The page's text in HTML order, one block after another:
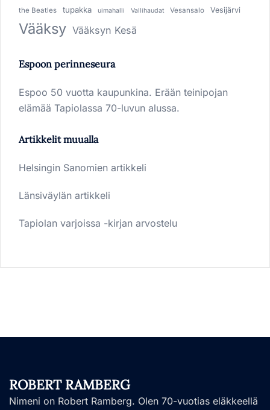
the Beatles tupakka uimahalli Vallihaudat Vesansalo Vesijärvi
Vääksy Vääksyn Kesä
Espoon perinneseura
Espoo 50 vuotta kaupunkina. Erään teinipojan
elämää Tapiolassa 70-luvun alussa.
Artikkelit muualla
Helsingin Sanomien artikkeli
Länsiväylän artikkeli
Tapiolan varjoissa -kirjan arvostelu
ROBERT RAMBERG
Nimeni on Robert Ramberg. Olen 70-vuotias eläkkeellä